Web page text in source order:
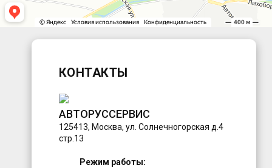
КОНТАКТЫ
АВТОРУССЕРВИС
125413, Москва, ул. Солнечногорская д.4
стр.13
Режим работы: